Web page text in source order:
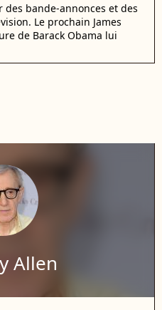
bande-annonces et des
Le prochain James
de Barack Obama lui
Allen